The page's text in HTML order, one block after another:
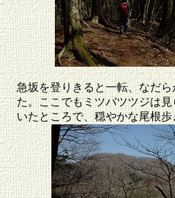
急坂を登りきると一転、なだ
た。ここでもミツバツツジは
いたところで、穏やかな尾根歩